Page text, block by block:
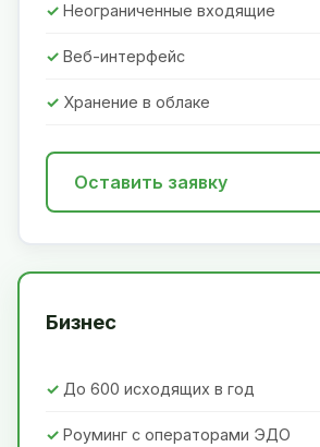
Неограниченные входящие
Веб-интерфейс
Хранение в облаке
Оставить заявку
Бизнес
До 600 исходящих в год
Роуминг с операторами ЭДО